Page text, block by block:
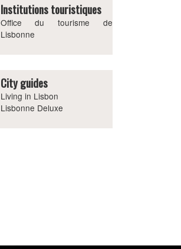
Institutions touristiques
Office du tourisme de
Lisbonne
City guides
Living in Lisbon
Lisbonne Deluxe